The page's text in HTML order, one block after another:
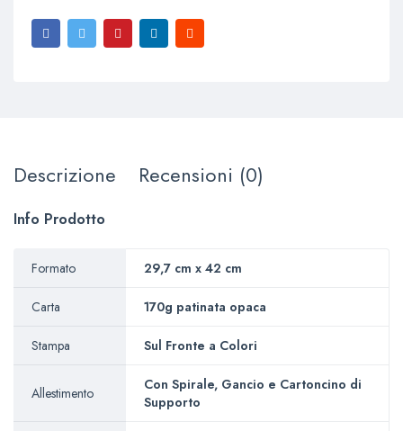
Descrizione Recensioni (0)
Info Prodotto
Formato 29,7 cm x 42 cm
Carta 170g patinata opaca
Stampa Sul Fronte a Colori
Allestimento
Con Spirale, Gancio e Cartoncino di
Supporto